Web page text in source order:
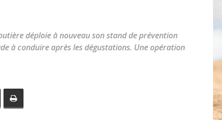
toute
déploie à nouveau son stand de prévention
à conduire après les dégustations. Une opération